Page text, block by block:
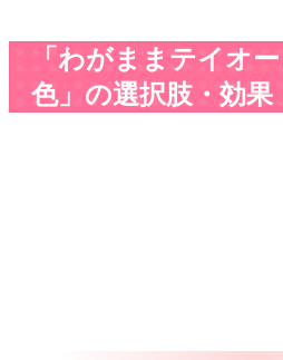
「わがままテイオ
色」の選択肢・効果